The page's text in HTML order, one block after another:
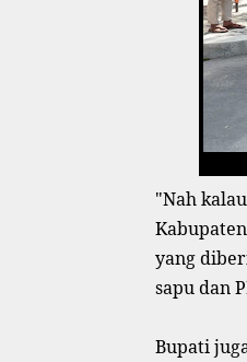
"Nah
yang
sapu dan
Bupati